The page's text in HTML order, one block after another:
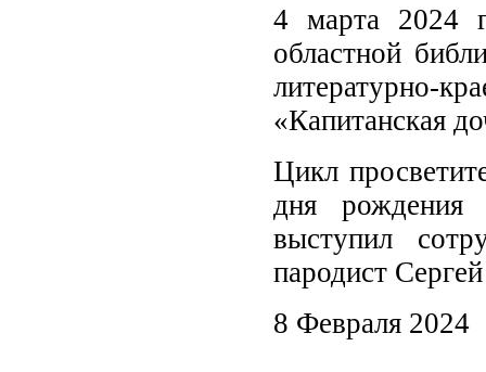
4 марта 2024
областной
«Капитанская
Цикл
дня рождения
выступил
пародист
8 Февраля 2024